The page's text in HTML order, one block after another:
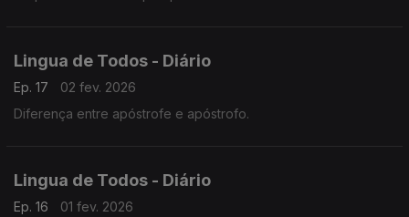
Lingua de Todos - Diário
Ep. 17
02 fev. 2026
Diferença entre apóstrofe e apóstrofo.
Lingua de Todos - Diário
Ep. 16 01 fev. 2026